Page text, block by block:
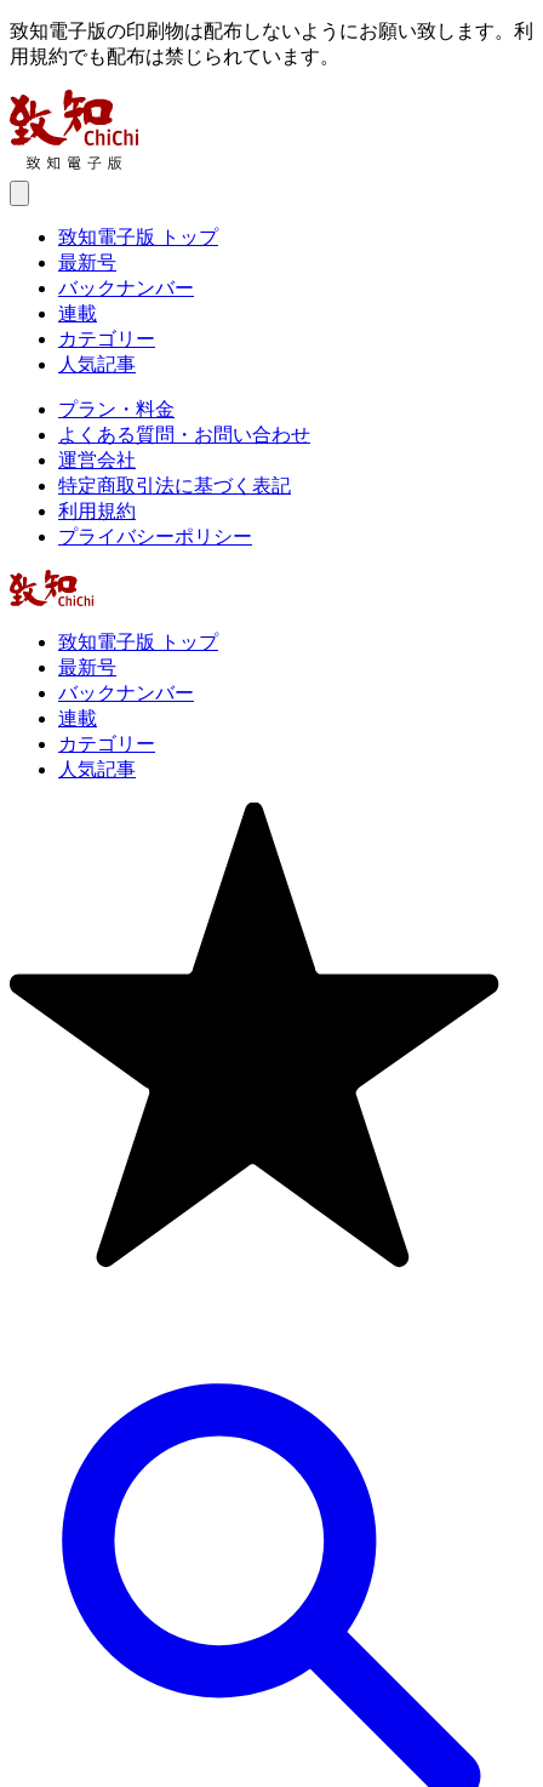
致知電子版の印刷物は配布しないようにお願い致します。利
用規約でも配布は禁じられています。
致知電子版 トップ
最新号
バックナンバー
連載
カテゴリー
人気記事
プラン・料金
よくある質問・お問い合わせ
運営会社
特定商取引法に基づく表記
利用規約
プライバシーポリシー
致知電子版 トップ
最新号
バックナンバー
連載
カテゴリー
人気記事